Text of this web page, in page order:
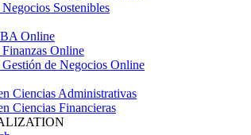
Sostenibles
Online
Online
Gestión de Negocios Online
Ciencias Administrativas
Ciencias Financieras